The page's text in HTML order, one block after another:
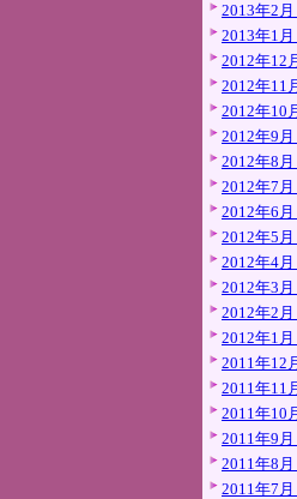
2013年2月
2013年1月
2012年12
2012年11
2012年10
2012年9月
2012年8月
2012年7月
2012年6月
2012年5月
2012年4月
2012年3月
2012年2月
2012年1月
2011年12
2011年11
2011年10
2011年9月
2011年8月
2011年7月